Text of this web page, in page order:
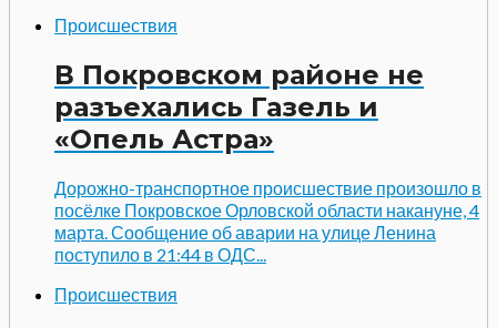
Происшествия
В Покровском районе не
разъехались Газель и
«Опель Астра»
Дорожно-транспортное происшествие произошло в
посёлке Покровское Орловской области накануне, 4
марта. Сообщение об аварии на улице Ленина
поступило в 21:44 в ОДС...
Происшествия